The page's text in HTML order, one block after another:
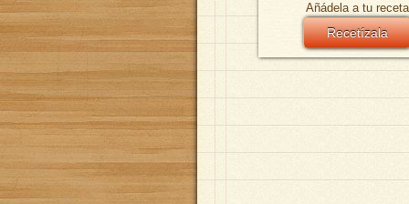
Añádela a tu
Recetízala